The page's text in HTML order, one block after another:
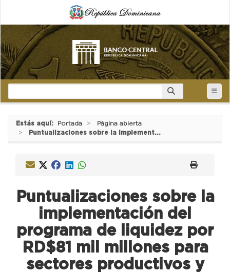
Estás aquí: Portada
Página abierta
Puntualizaciones sobre la implement...
Puntualizaciones sobre la
implementación del
programa de liquidez por
RD$81 mil millones para
sectores productivos y